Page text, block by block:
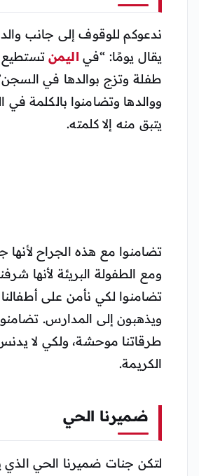
ندعوكم للوقوف إلى جانب
يقال يومًا: “في اليمن
طفلة وتزج بوالدها في
ووالدها وتضامنوا بالكلمة في
يتبق منه إلا كلمته.
تضامنوا مع هذه الجراح لأنها
ومع الطفولة البريئة لأنها
تضامنوا لكي نأمن على
ويذهبون إلى المدارس.
طرقاتنا موحشة، ولكي لا
الكريمة.
ضميرنا الحي
لتكن جنات ضميرنا الحي الذي